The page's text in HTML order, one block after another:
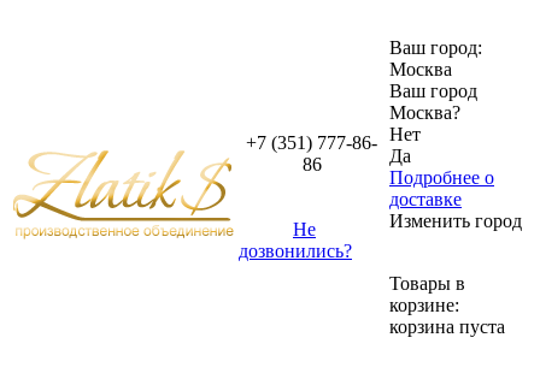
+7 (351) 777-86-
86
Не
дозвонились?
Ваш город:
Москва
Ваш город
Москва?
Нет
Да
Подробнее о
доставке
Изменить город
Товары в
корзине:
корзина пуста